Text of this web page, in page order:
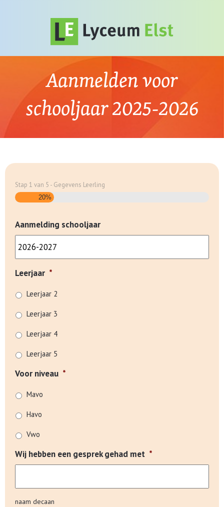
Aanmelden voor
schooljaar 2025-2026
Stap 1 van 5 - Gegevens Leerling
20%
Aanmelding schooljaar
Leerjaar *
Leerjaar 2
Leerjaar 3
Leerjaar 4
Leerjaar 5
Voor niveau *
Mavo
Havo
Vwo
Wij hebben een gesprek gehad met *
naam decaan